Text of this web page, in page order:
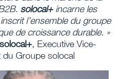
solocal+incarne les
l’ensemble du groupe
de croissance durable. »
solocal+, Executive Vice-
du Groupe solocal